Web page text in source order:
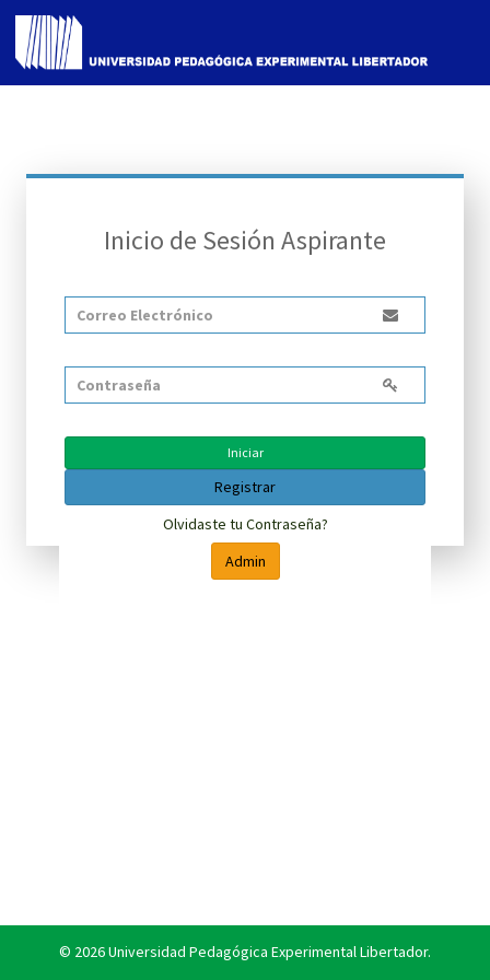
Inicio de Sesión Aspirante
Iniciar
Registrar
Olvidaste tu Contraseña?
Admin
© 2026Universidad Pedagógica Experimental Libertador.